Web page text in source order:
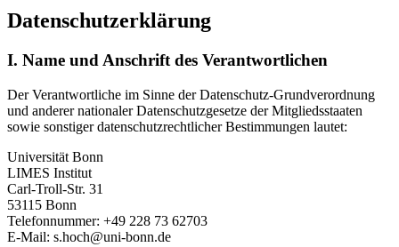
Datenschutzerklärung
I. Name und Anschrift des Verantwortlichen
Der Verantwortliche im Sinne der Datenschutz-Grundverordnung
und anderer nationaler Datenschutzgesetze der Mitgliedsstaaten
sowie sonstiger datenschutzrechtlicher Bestimmungen lautet:
Universität Bonn
LIMES Institut
Carl-Troll-Str. 31
53115 Bonn
Telefonnummer: +49 228 73 62703
E-Mail: s.hoch@uni-bonn.de